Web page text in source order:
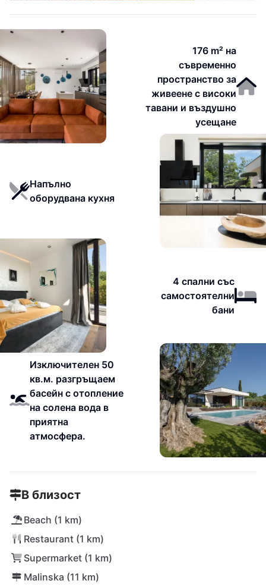
176 m² на
съвременно
пространство за
живеене с високи
тавани и въздушно
усещане
Напълно
оборудвана кухня
4 спални със
самостоятелни
бани
Изключителен 50
кв.м. разгръщаем
басейн с отопление
на солена вода в
приятна
атмосфера.
В близост
Beach (1 km)
Restaurant (1 km)
Supermarket (1 km)
Malinska (11 km)